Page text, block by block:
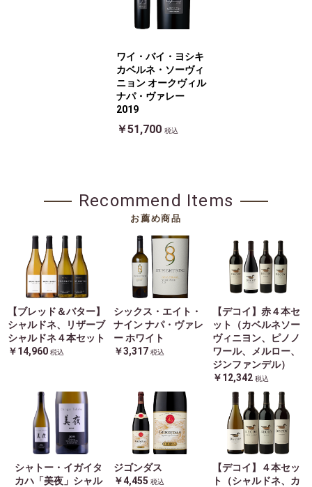
ワイ・バイ・ヨシキ
カベルネ・ソーヴィ
ニョン オークヴィル
ナパ・ヴァレー
2019
￥51,700 税込
Recommend Items
お薦め商品
【ブレッド＆バター】
シャルドネ、リザーブ
シャルドネ４本セット
￥14,960 税込
シックス・エイト・
ナイン ナパ・ヴァレ
ー ホワイト
￥3,317 税込
【デコイ】赤４本セ
ット（カベルネソー
ヴィニヨン、ピノノ
ワール、メルロー、
ジンファンデル）
￥12,342 税込
シャトー・イガイタ
カハ「美夜」シャル
ジゴンダス
￥4,455 税込
【デコイ】４本セッ
ト（シャルドネ、カ